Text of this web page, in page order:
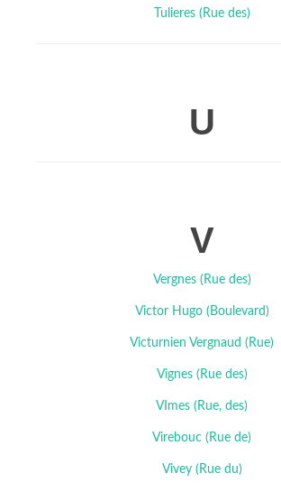
Tulieres (Rue des)
U
V
Vergnes (Rue des)
Victor Hugo (Boulevard)
Victurnien Vergnaud (Rue)
Vignes (Rue des)
VImes (Rue, des)
Virebouc (Rue de)
Vivey (Rue du)